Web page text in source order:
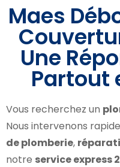
Maes
Une
Partout
Vous recherchez un
Nous intervenons
de plomberie,
notre service express